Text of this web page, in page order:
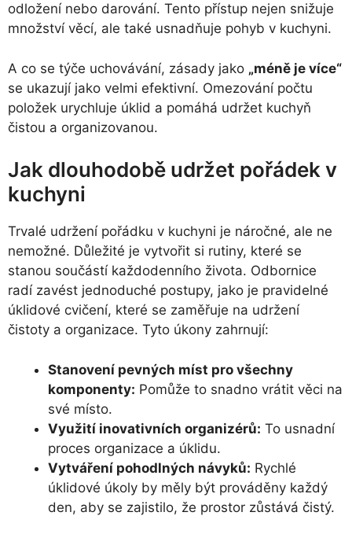
odložení nebo darování. Tento přístup nejen snižuje
množství věcí, ale také usnadňuje pohyb v kuchyni.
A co se týče uchovávání, zásady jako „méně je více“
se ukazují jako velmi efektivní. Omezování počtu
položek urychluje úklid a pomáhá udržet kuchyň
čistou a organizovanou.
Jak dlouhodobě udržet pořádek v
kuchyni
Trvalé udržení pořádku v kuchyni je náročné, ale ne
nemožné. Důležité je vytvořit si rutiny, které se
stanou součástí každodenního života. Odbornice
radí zavést jednoduché postupy, jako je pravidelné
úklidové cvičení, které se zaměřuje na udržení
čistoty a organizace. Tyto úkony zahrnují:
Stanovení pevných míst pro všechny
komponenty: Pomůže to snadno vrátit věci na
své místo.
Využití inovativních organizérů: To usnadní
proces organizace a úklidu.
Vytváření pohodlných návyků: Rychlé
úklidové úkoly by měly být prováděny každý
den, aby se zajistilo, že prostor zůstává čistý.